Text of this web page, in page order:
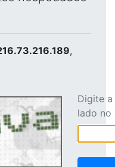
,
Digite
lado no